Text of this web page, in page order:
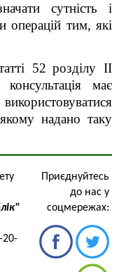
сутність і
операцій тим, які
52 розділу ІІ
має
надано таку
20-
Приєднуйтесь
до нас у
соцмережах: